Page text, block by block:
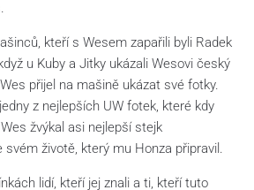
kteří s Wesem zapařili byli Radek
u Kuby a Jitky ukázali Wesovi český
přijel na mašině ukázat své fotky.
z nejlepších UW fotek, které kdy
žvýkal asi nejlepší stejk
svém životě, který mu Honza připravil.
lidí, kteří jej znali a ti, kteří tuto